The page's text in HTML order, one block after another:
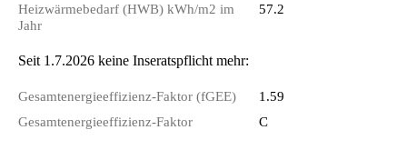
Heizwärmebedarf (HWB) kWh/m2 im
Jahr
57.2
Seit 1.7.2026 keine Inseratspflicht mehr:
Gesamtenergieeffizienz-Faktor (fGEE)
1.59
Gesamtenergieeffizienz-Faktor
C